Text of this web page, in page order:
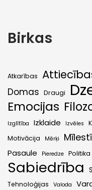
Birkas
Atkarības
Domas Draugi
Emocijas
Izglītība
Izklaide Izvēles
Motivācija
Mērķi
Pasaule Pieredze Politika
Sabiedrība
Tehnoloģijas Valoda